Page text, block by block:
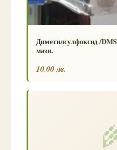
Диметилсулфоксид /
мази.
10.00 лв.